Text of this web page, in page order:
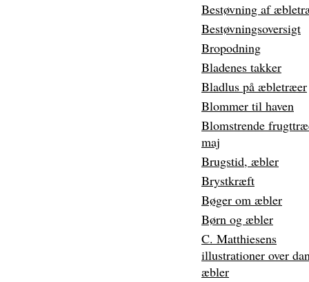
Bestøvning af
Bestøvningsoversigt
Bropodning
Bladenes takker
Bladlus på æbletræer
Blommer til haven
Blomstrende
maj
Brugstid, æbler
Brystkræft
Bøger om æbler
Børn og æbler
C. Matthiesens
illustrationer over
æbler